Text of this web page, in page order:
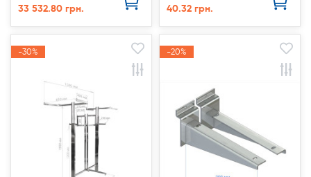
33 532.80 грн. 40.32 грн.
-30%
-30% -20%
-20%